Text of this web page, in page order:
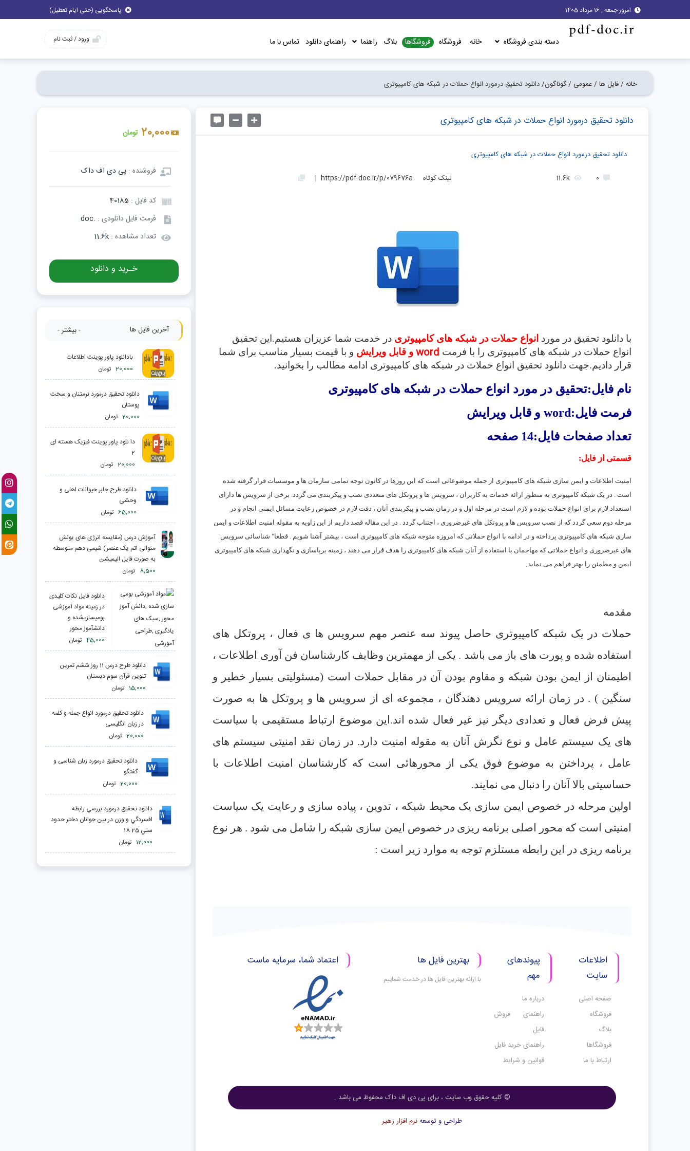
امروز جمعه , 16 مرداد 1405 پاسخگویی (حتی ایام تعطیل)
دسته بندی فروشگاه خانه فروشگاه فروشگاها بلاگ راهنما راهنمای دانلود تماس با ما ورود / ثبت نام
خانه /فایل ها /عمومی /گوناگون/دانلود تحقیق درمورد انواع حملات در شبکه های کامپيوتری
20,000 تومان
فروشنده : پی دی اف داک
کد فایل : 40185
فرمت فایل دانلودی : .doc
تعداد مشاهده : 11.6k
خـرید و دانلود
آخرین فایل ها - بیشتر -
بادانلود پاور پوینت اطلاعات
20,000 تومان
دانلود تحقیق درمورد نرمتنان و سخت
پوستان
20,000 تومان
دا نلود پاور پوینت فیزیک هسته ای
2
20,000 تومان
دانلود طرح جابر حیوانات اهلی و
وحشی
65,000 تومان
آموزش درس (مقایسه انرژی های یونش
متوالی اتم یک عنصر) شیمی دهم متوسطه
به صورت فایل انیمیشن
8,500 تومان
دانلود فایل نکات کلیدی
در زمینه مواد آموزشی
بومیسازیشده و
دانشآموز محور
45,000 تومان
دانلود طرح درس 11 روز ششم تمرین
تنوین قرآن سوم دبستان
15,000 تومان
دانلود تحقیق درمورد انواع جمله و کلمه
در زبان انگلیسی
20,000 تومان
دانلود تحقیق درمورد زبان شناسی و
گفتگو
20,000 تومان
دانلود تحقیق درمورد بررسي رابطه
افسردگي و وزن در بين جوانان دختر حدود
سني 25 18
12,000 تومان
دانلود تحقیق درمورد انواع حملات در شبکه های کامپيوتری
دانلود تحقیق درمورد انواع حملات در شبکه های کامپيوتری
0
11.6k لینک کوتاه https://pdf-doc.ir/p/079676a
|
با دانلود تحقیق در مورد انواع حملات در شبکه های کامپيوتری در خدمت شما عزیزان هستیم.این تحقیق
انواع حملات در شبکه های کامپيوتری را با فرمت word و قابل ویرایش و با قیمت بسیار مناسب برای شما
قرار دادیم.جهت دانلود تحقیق انواع حملات در شبکه های کامپيوتری ادامه مطالب را بخوانید.
نام فایل:تحقیق در مورد انواع حملات در شبکه های کامپيوتری
فرمت فایل:word و قابل ویرایش
تعداد صفحات فایل:14 صفحه
قسمتی از فایل:
امنيت اطلاعات و ايمن سازی شبکه های کامپيوتری از جمله موضوعاتی است که اين روزها در کانون توجه تمامی سازمان ها و موسسات قرار گرفته شده
است . در يک شبکه کامپيوتری به منظور ارائه خدمات به کاربران ، سرويس ها و پروتکل های متعددی نصب و پيکربندی می گردد. برخی از سرويس ها دارای
استعداد لازم برای انواع حملات بوده و لازم است در مرحله اول و در زمان نصب و پيکربندی آنان ، دقت لازم در خصوص رعايت مسائل ايمنی انجام و در
مرحله دوم سعی گردد که از نصب سرويس ها و پروتکل های غيرضروری ، اجتناب گردد . در اين مقاله قصد داريم از اين زاويه به مقوله امنيت اطلاعات و ايمن
سازی شبکه های کامپيوتری پرداخته و در ادامه با انواع حملاتی که امروزه متوجه شبکه های کامپيوتری است ، بيشتر آشنا شويم . قطعا" شناسائی سرويس
های غيرضروری و انواع حملاتی که مهاجمان با استفاده از آنان شبکه های کامپيوتری را هدف قرار می دهند ، زمينه برپاسازی و نگهداری شبکه های کامپيوتری
ايمن و مطمئن را بهتر فراهم می نمايد.
مقدمه
حملات در يک شبکه کامپيوتری حاصل پيوند سه عنصر مهم سرويس ها ی فعال ، پروتکل های
استفاده شده و پورت های باز می باشد . يکی از مهمترين وظايف کارشناسان فن آوری اطلاعات ،
اطيمنان از ايمن بودن شبکه و مقاوم بودن آن در مقابل حملات است (مسئوليتی بسيار خطير و
سنگين ) . در زمان ارائه سرويس دهندگان ، مجموعه ای از سرويس ها و پروتکل ها به صورت
پيش فرض فعال و تعدادی ديگر نيز غير فعال شده اند.اين موضوع ارتباط مستقيمی با سياست
های يک سيستم عامل و نوع نگرش آنان به مقوله امنيت دارد. در زمان نقد امنيتی سيستم های
عامل ، پرداختن به موضوع فوق يکی از محورهائی است که کارشناسان امنيت اطلاعات با
حساسيتی بالا آنان را دنبال می نمايند.
اولين مرحله در خصوص ايمن سازی يک محيط شبکه ، تدوين ، پياده سازی و رعايت يک سياست
امنيتی است که محور اصلی برنامه ريزی در خصوص ايمن سازی شبکه را شامل می شود . هر نوع
برنامه ريزی در اين رابطه مستلزم توجه به موارد زير است :
اطلاعات
سایت
صفحه اصلی
فروشگاه
بلاگ
فروشگاها
ارتباط با ما
پیوندهای
مهم
درباره ما
راهنمای فروش
فایل
راهنمای خرید فایل
قوانین و شرایط
بهترین فایل ها
با ارائه بهترین فایل ها در خدمت شماییم
اعتماد شما، سرمایه ماست
© کلیه حقوق وب سایت ، برای پی دی اف داک محفوظ می باشد .
طراحی و توسعهنرم افزار زهیر